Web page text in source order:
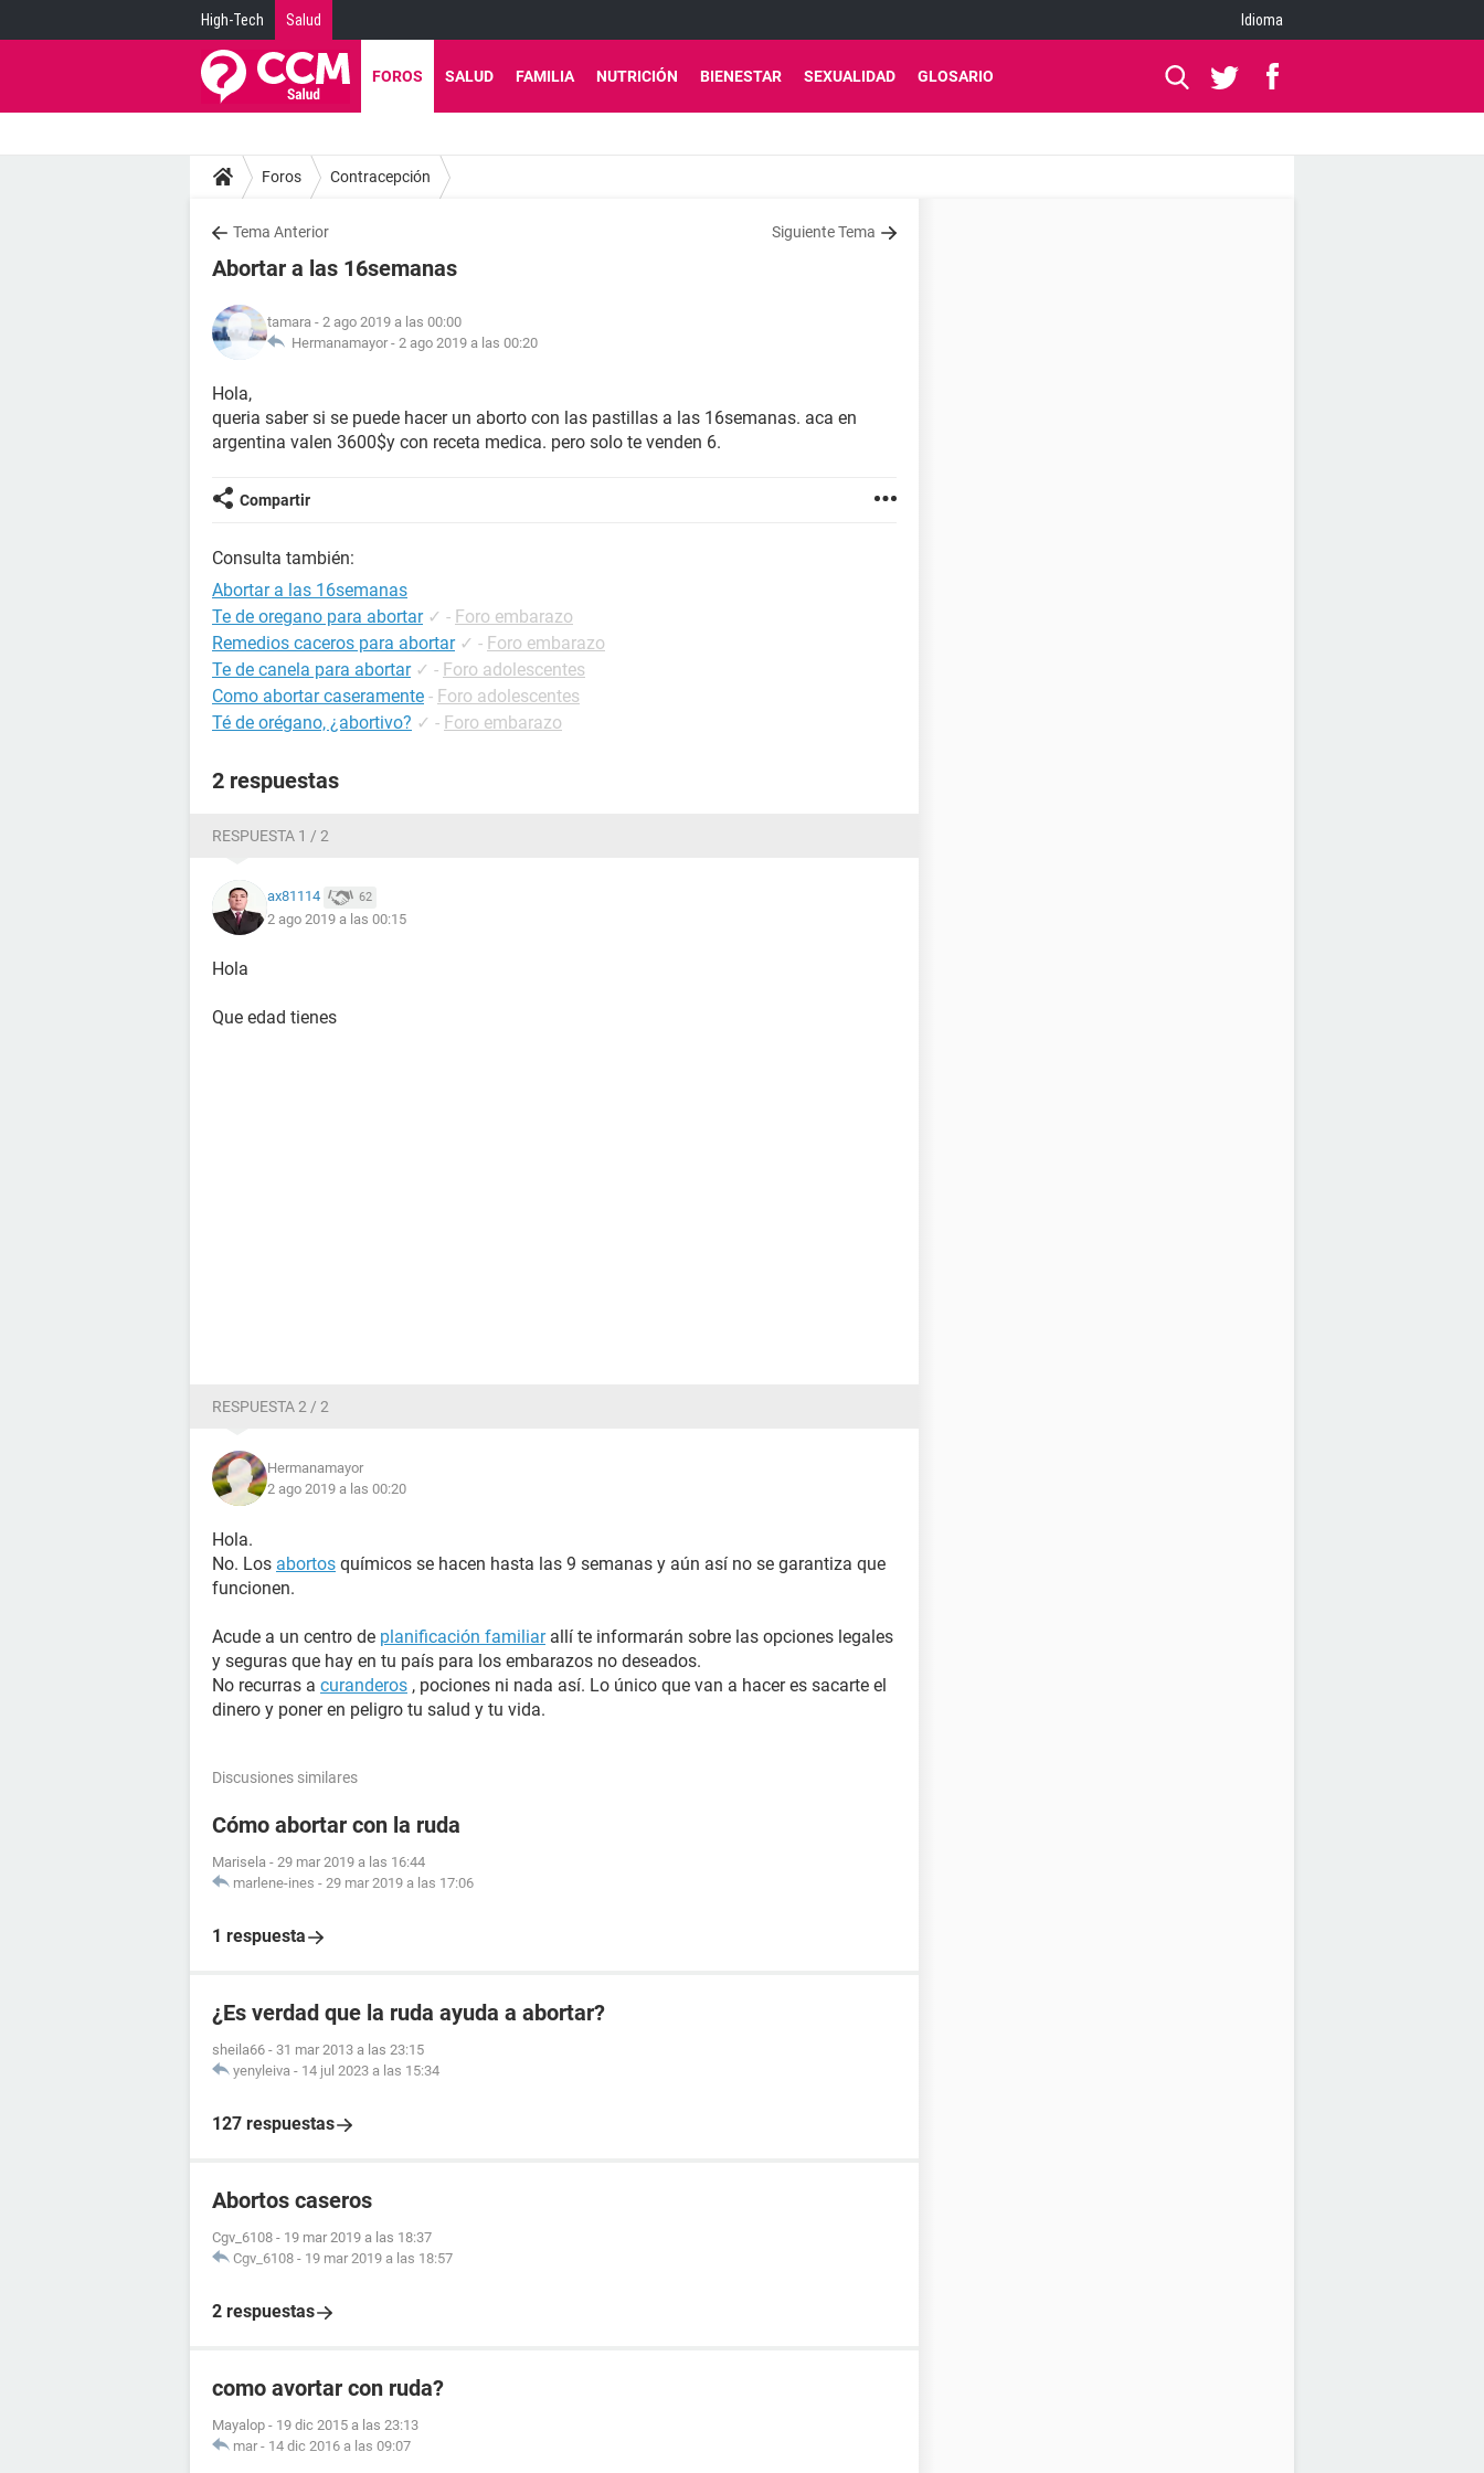
High-Tech Salud Idioma
FOROS SALUD FAMILIA NUTRICIÓN BIENESTAR SEXUALIDAD GLOSARIO
Foros Contracepción
Tema Anterior Siguiente Tema
Abortar a las 16semanas
tamara - 2 ago 2019 a las 00:00
Hermanamayor - 2 ago 2019 a las 00:20
Hola,
queria saber si se puede hacer un aborto con las pastillas a las 16semanas. aca en
argentina valen 3600$y con receta medica. pero solo te venden 6.
Compartir
Consulta también:
Abortar a las 16semanas
Te de oregano para abortar ✓ - Foro embarazo
Remedios caceros para abortar ✓ - Foro embarazo
Te de canela para abortar ✓ - Foro adolescentes
Como abortar caseramente - Foro adolescentes
Té de orégano, ¿abortivo? ✓ - Foro embarazo
2 respuestas
RESPUESTA 1 / 2
ax81114 62
2 ago 2019 a las 00:15
Hola
Que edad tienes
RESPUESTA 2 / 2
Hermanamayor
2 ago 2019 a las 00:20
Hola.
No. Los abortos químicos se hacen hasta las 9 semanas y aún así no se garantiza que
funcionen.
Acude a un centro de planificación familiarallí te informarán sobre las opciones legales
y seguras que hay en tu país para los embarazos no deseados.
No recurras a curanderos , pociones ni nada así. Lo único que van a hacer es sacarte el
dinero y poner en peligro tu salud y tu vida.
Discusiones similares
Cómo abortar con la ruda
Marisela - 29 mar 2019 a las 16:44
marlene-ines - 29 mar 2019 a las 17:06
1 respuesta
¿Es verdad que la ruda ayuda a abortar?
sheila66 - 31 mar 2013 a las 23:15
yenyleiva - 14 jul 2023 a las 15:34
127 respuestas
Abortos caseros
Cgv_6108 - 19 mar 2019 a las 18:37
Cgv_6108 - 19 mar 2019 a las 18:57
2 respuestas
como avortar con ruda?
Mayalop - 19 dic 2015 a las 23:13
mar - 14 dic 2016 a las 09:07